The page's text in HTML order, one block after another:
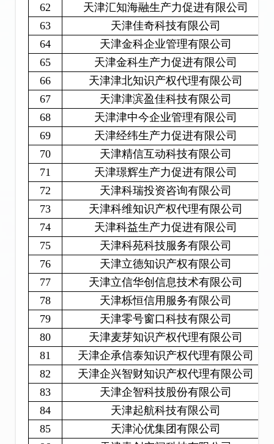
62
天津汇知海融生产力促进有限公司
63
天津佳奇科技有限公司
64
天津金科企业管理有限公司
65
天津金科生产力促进有限公司
66
天津津北知识产权代理有限公司
67
天津津滨盈佳科技有限公司
68
天津津中今企业管理有限公司
69
天津经纬生产力促进有限公司
70
天津精信互动科技有限公司
71
天津璟辉生产力促进有限公司
72
天津科瑞投资咨询有限公司
73
天津科维知识产权代理有限公司
74
天津科益生产力促进有限公司
75
天津科苑科技服务有限公司
76
天津立德知识产权有限公司
77
天津立信华创信息技术有限公司
78
天津栎恒信用服务有限公司
79
天津零号窗口科技有限公司
80
天津麦芽知识产权代理有限公司
81
天津企承信泰知识产权代理有限公司
82
天津企兴智财知识产权代理有限公司
83
天津企智科技股份有限公司
84
天津起航科技有限公司
85
天津沁优集团有限公司